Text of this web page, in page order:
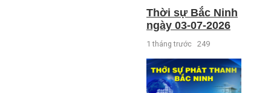
Thời sự Bắc Ninh
ngày 03-07-2026
1 tháng trước 249